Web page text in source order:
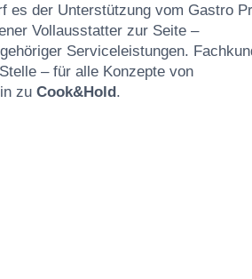
es der Unterstützung vom Gastro
Vollausstatter zur Seite –
Serviceleistungen.
– für alle Konzepte von
zu Cook&Hold .